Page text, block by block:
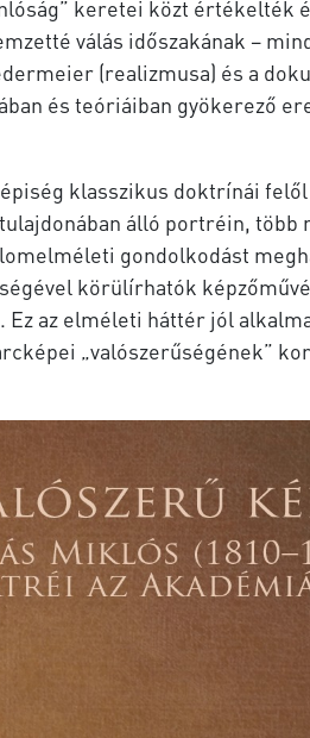
keretei közt
válás időszakának –
(realizmusa) és a
és teóriáiban gyökerező
klasszikus doktrínái
álló portréin,
gondolkodást
körülírhatók
az elméleti háttér jól
„valószerűségének”